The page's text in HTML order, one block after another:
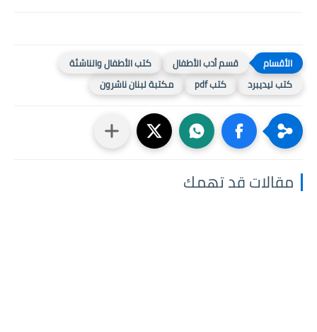
قسم أدب الأطفال
كتب الأطفال والناشئة
كتب ليديبرد
كتب pdf مكتبة لبنان ناشرون
مقالات قد تهمك